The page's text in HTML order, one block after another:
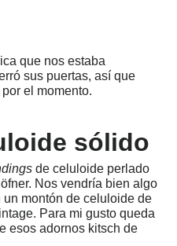
que nos estaba
sus puertas, así que
el momento.
sólido
de celuloide perlado
Nos vendría bien algo
montón de celuloide de
Para mi gusto queda
esos adornos kitsch de